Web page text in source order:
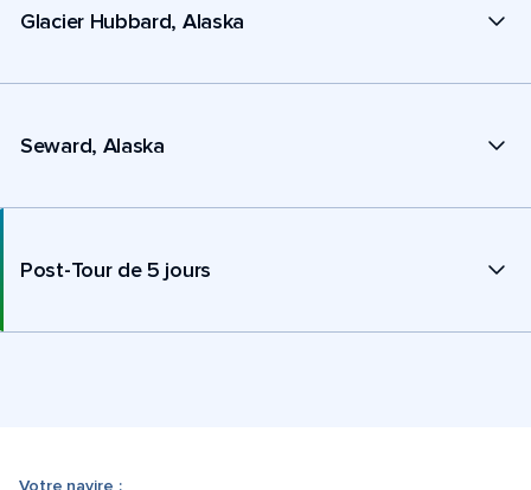
Glacier Hubbard, Alaska
Seward, Alaska
Post-Tour de 5 jours
Votre navire :